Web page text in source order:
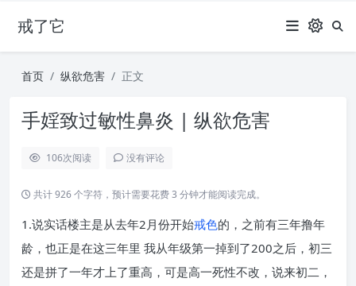
戒了它
首页 纵欲危害 正文
手婬致过敏性鼻炎 | 纵欲危害
106次阅读 没有评论
共计 926 个字符，预计需要花费 3 分钟才能阅读完成。
1.说实话楼主是从去年2月份开始戒色的，之前有三年撸年
龄，也正是在这三年里 我从年级第一掉到了200之后，初三
还是拼了一年才上了重高，可是高一死性不改，说来初二，